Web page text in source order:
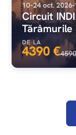
10–24 oct. 2026
Circuit
Tărâmurile
DE LA
4390 €